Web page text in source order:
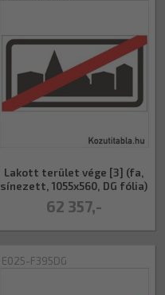
62 357,-
Lakott terület vége [3] (fa,
sínezett, 1055x560, DG fólia)
E025-F395DG